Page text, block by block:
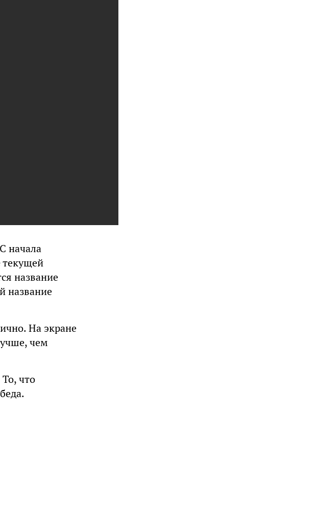
начала
текущей
название
название
На экране
чем
что